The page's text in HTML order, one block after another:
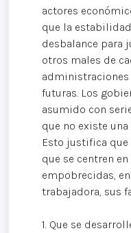
actores
que la
desbalance para
otros males de
administraciones
futuras. Los
asumido con
que no existe
Esto justifica
que se centren
empobrecidas,
trabajadora, sus
1. Que se